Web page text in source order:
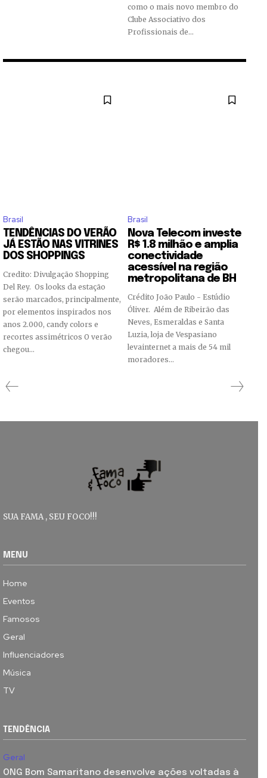
como o mais novo membro do
Clube Associativo dos
Profissionais de...
Brasil
TENDÊNCIAS DO VERÃO
JÁ ESTÃO NAS VITRINES
DOS SHOPPINGS
Credito: Divulgação Shopping
Del Rey. Os looks da estação
serão marcados, principalmente,
por elementos inspirados nos
anos 2.000, candy colors e
recortes assimétricos O verão
chegou...
Brasil
Nova Telecom investe
R$ 1.8 milhão e amplia
conectividade
acessível na região
metropolitana de BH
Crédito João Paulo - Estúdio
Óliver. Além de Ribeirão das
Neves, Esmeraldas e Santa
Luzia, loja de Vespasiano
levainternet a mais de 54 mil
moradores...
SUA FAMA , SEU FOCO!!!
MENU
Home
Eventos
Famosos
Geral
Influenciadores
Música
TV
TENDÊNCIA
Geral
ONG Bom Samaritano desenvolve ações voltadas à